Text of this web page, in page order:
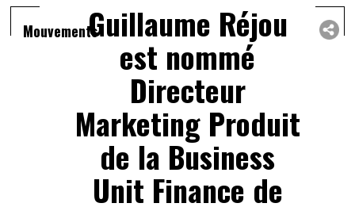
MouvementsGuillaume Réjou
est nommé
Directeur
Marketing Produit
de la Business
Unit Finance de